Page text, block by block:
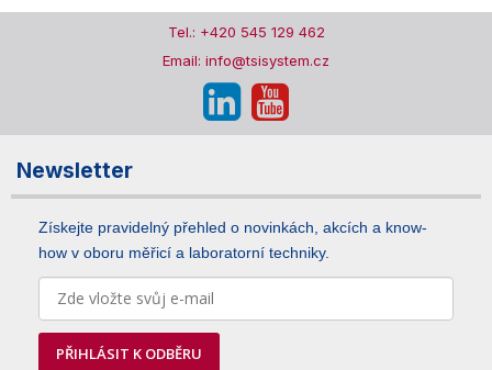
Tel.: +420 545 129 462
Email: info@tsisystem.cz
Newsletter
Získejte pravidelný přehled o novinkách, akcích a know-
how v oboru měřicí a laboratorní techniky.
PŘIHLÁSIT K ODBĚRU